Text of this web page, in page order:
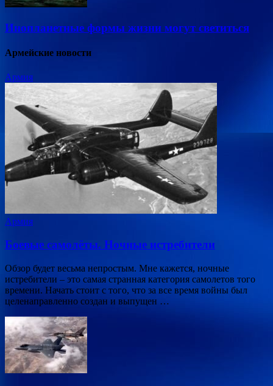
Инопланетные формы жизни могут светиться
Армейские новости
Армия
Армия
Боевые самолёты. Ночные истребители
Обзор будет весьма непростым. Мне кажется, ночные
истребители – это самая странная категория самолетов того
времени. Начать стоит с того, что за все время войны был
целенаправленно создан и выпущен …